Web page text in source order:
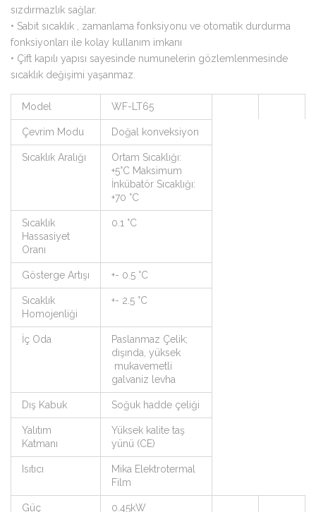
sızdırmazlık sağlar.
• Sabit sıcaklık , zamanlama fonksiyonu ve otomatik durdurma
fonksiyonları ile kolay kullanım imkanı
• Çift kapılı yapısı sayesinde numunelerin gözlemlenmesinde
sıcaklık değişimi yaşanmaz.
Model WF-LT65
Çevrim Modu Doğal konveksiyon
Sıcaklık Aralığı
Ortam Sıcaklığı:
+5°C Maksimum
İnkübatör Sıcaklığı:
+70 °C
Sıcaklık
Hassasiyet
Oranı
0.1 °C
Gösterge Artışı +- 0.5 °C
Sıcaklık
Homojenliği
+- 2.5 °C
İç Oda
Paslanmaz Çelik;
dışında, yüksek
mukavemetli
galvaniz levha
Dış Kabuk Soğuk hadde çeliği
Yalıtım
Katmanı
Yüksek kalite taş
yünü (CE)
Isıtıcı
Mika Elektrotermal
Film
Güç 0.45kW